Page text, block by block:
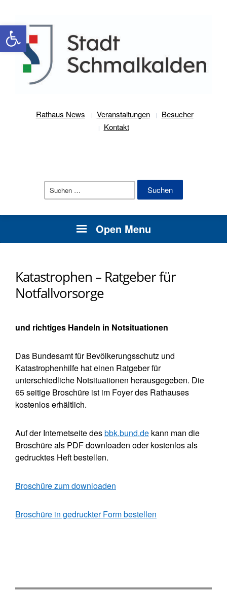
Werkzeugleiste öffnen
Rathaus News Veranstaltungen
Besucher
Kontakt
Suchen
Open Menu
Katastrophen – Ratgeber für
Notfallvorsorge
und richtiges Handeln in Notsituationen
Das Bundesamt für Bevölkerungsschutz und
Katastrophenhilfe hat einen Ratgeber für
unterschiedliche Notsituationen herausgegeben. Die
65 seitige Broschüre ist im Foyer des Rathauses
kostenlos erhältlich.
Auf der Internetseite desbbk.bund.de kann man die
Broschüre als PDF downloaden oder kostenlos als
gedrucktes Heft bestellen.
Broschüre zum downloaden
Broschüre in gedruckter Form bestellen